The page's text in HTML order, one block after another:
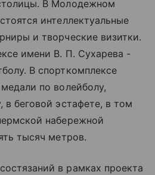
В Молодежном
интеллектуальные
и творческие визитки.
имени В. П. Сухарева -
В спорткомплексе
по волейболу,
в беговой эстафете, в том
набережной
тысяч метров.
в рамках проекта